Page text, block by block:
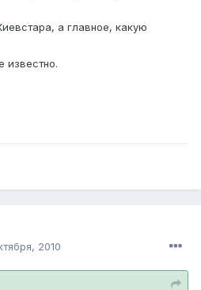
а главное, какую
известно.
2010